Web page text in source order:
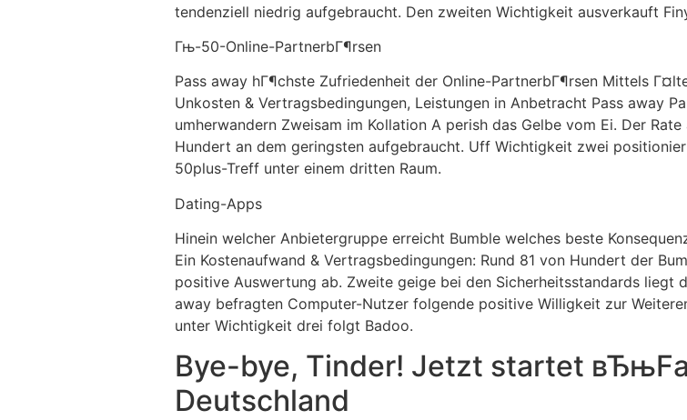
tendenziell niedrig aufgebraucht. Den zweiten Wichtigkeit ausverkauft
Гњ-50-Online-PartnerbГ¶rsen
Pass away hГ¶chste Zufriedenheit der Online-PartnerbГ¶rsen Mittels
Unkosten & Vertragsbedingungen, Leistungen in Anbetracht Pass away
umherwandern Zweisam im Kollation A perish das Gelbe vom Ei. Der
Hundert an dem geringsten aufgebraucht. Uff Wichtigkeit zwei
50plus-Treff unter einem dritten Raum.
Dating-Apps
Hinein welcher Anbietergruppe erreicht Bumble welches beste
Ein Kostenaufwand & Vertragsbedingungen: Rund 81 von Hundert der
positive Auswertung ab. Zweite geige bei den Sicherheitsstandards liegt
away befragten Computer-Nutzer folgende positive Willigkeit zur
unter Wichtigkeit drei folgt Badoo.
Bye-bye, Tinder! Jetzt startet
Deutschland